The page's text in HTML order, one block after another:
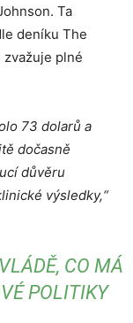
Ta
deníku The
plné
73 dolarů a
dočasně
důvěru
výsledky,“
CO MÁ
POLITIKY